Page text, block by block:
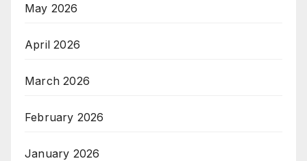
May 2026
April 2026
March 2026
February 2026
January 2026